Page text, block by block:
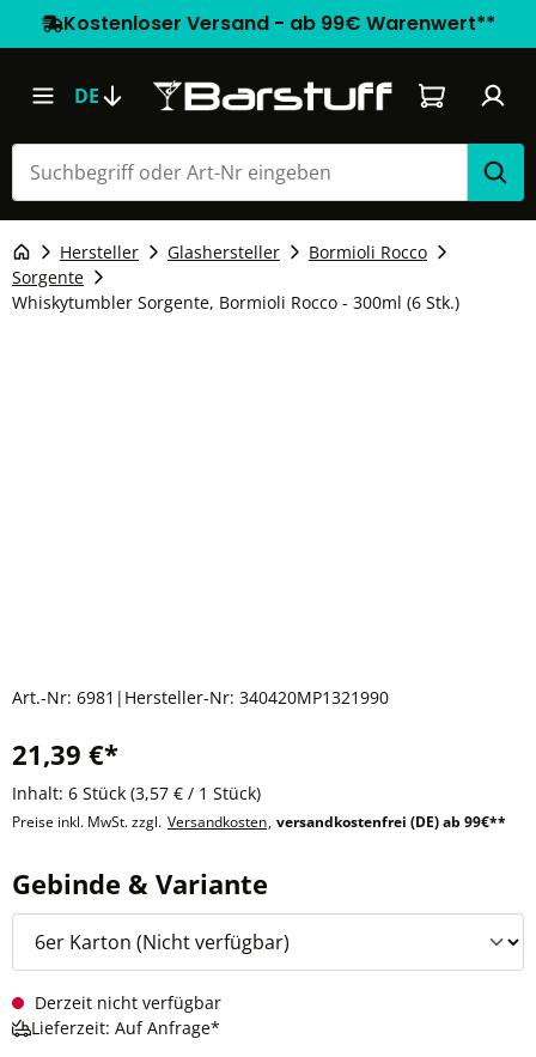
Kostenloser Versand - ab 99€ Warenwert**
DE Warenkorb
Hersteller Glashersteller
Bormioli Rocco
Sorgente
Whiskytumbler Sorgente, Bormioli Rocco - 300ml (6 Stk.)
Art.-Nr: 6981 | Hersteller-Nr: 340420MP1321990
21,39 €*
Inhalt: 6 Stück (3,57 € / 1 Stück)
Preise inkl. MwSt. zzgl. Versandkosten, versandkostenfrei (DE) ab 99€**
Gebinde & Variante
Derzeit nicht verfügbar
Lieferzeit: Auf Anfrage*